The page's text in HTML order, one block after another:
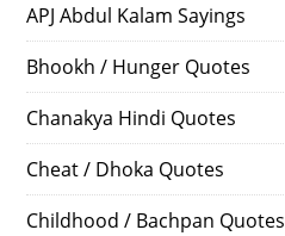
APJ Abdul Kalam Sayings
Bhookh / Hunger Quotes
Chanakya Hindi Quotes
Cheat / Dhoka Quotes
Childhood / Bachpan Quotes